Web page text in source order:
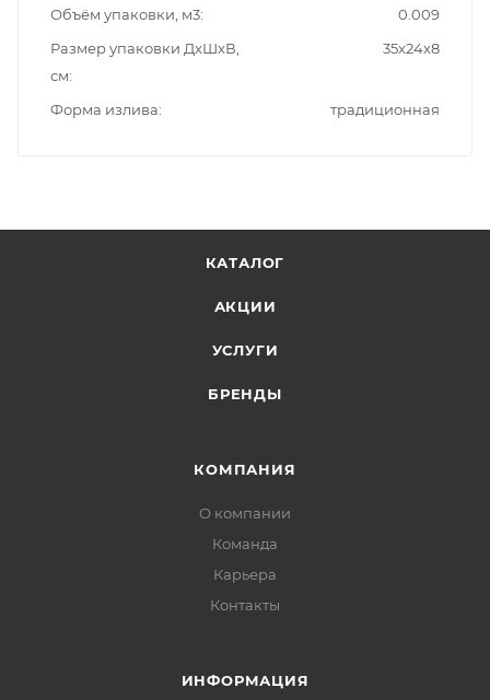
Объём упаковки, м3
0.009
Размер упаковки ДxШxВ,
см
35x24x8
Форма излива традиционная
КАТАЛОГ
АКЦИИ
УСЛУГИ
БРЕНДЫ
КОМПАНИЯ
О компании
Команда
Карьера
Контакты
ИНФОРМАЦИЯ